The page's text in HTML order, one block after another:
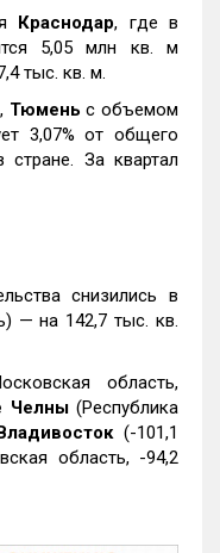
Краснодар, где в
5,05 млн кв. м
тыс. кв. м.
Тюмень с объемом
3,07% от общего
За квартал
снизились в
— на 142,7 тыс. кв.
область,
Челны(Республика
(-101,1
область, -94,2